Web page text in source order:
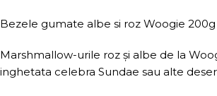
Bezele gumate albe si roz Woogie
Marshmallow-urile roz și albe de la
inghetata celebra Sundae sau alte